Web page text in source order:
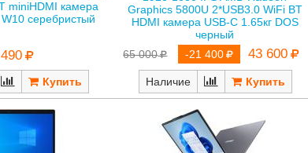
miniHDMI камера
серебристый
Graphics 5800U 2*USB3.0 WiFi BT
HDMI камера USB-C 1.65кг DOS
черный
65 000
-21 400 43 600
Наличие